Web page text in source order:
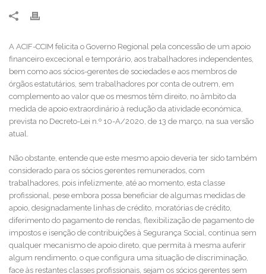
A ACIF-CCIM felicita o Governo Regional pela concessão de um apoio
financeiro excecional e temporário, aos trabalhadores independentes,
bem como aos sócios-gerentes de sociedades e aos membros de
órgãos estatutários, sem trabalhadores por conta de outrem, em
complemento ao valor que os mesmos têm direito, no âmbito da
medida de apoio extraordinário à redução da atividade económica,
prevista no Decreto-Lei n.º 10-A/2020, de 13 de março, na sua versão
atual.
Não obstante, entende que este mesmo apoio deveria ter sido também
considerado para os sócios gerentes remunerados, com
trabalhadores, pois infelizmente, até ao momento, esta classe
profissional, pese embora possa beneficiar de algumas medidas de
apoio, designadamente linhas de crédito, moratórias de crédito,
diferimento do pagamento de rendas, flexibilização de pagamento de
impostos e isenção de contribuições à Segurança Social, continua sem
qualquer mecanismo de apoio direto, que permita à mesma auferir
algum rendimento, o que configura uma situação de discriminação,
face às restantes classes profissionais, sejam os sócios gerentes sem